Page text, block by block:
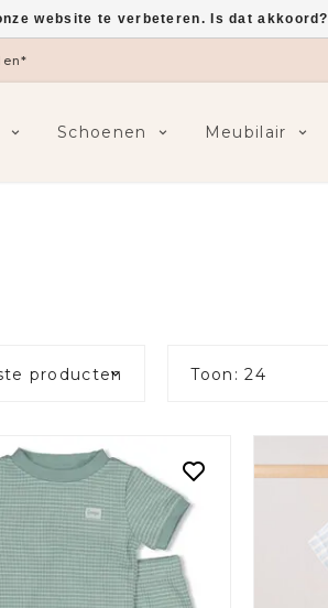
Schoenen Meubilair
producten Toon: 24
website te verbeteren. Is dat akkoord?